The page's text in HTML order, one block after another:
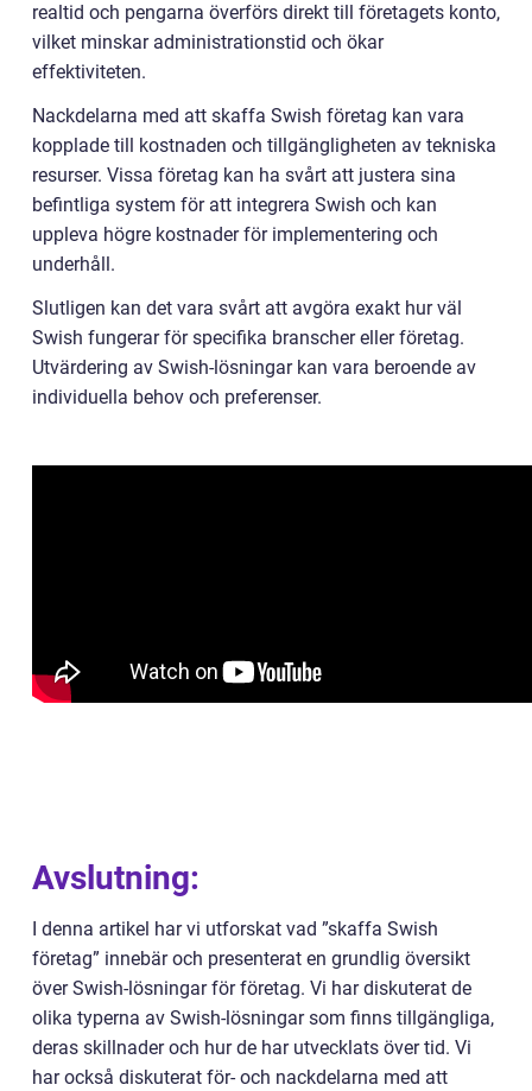
realtid och pengarna överförs direkt till företagets konto,
vilket minskar administrationstid och ökar
effektiviteten.
Nackdelarna med att skaffa Swish företag kan vara
kopplade till kostnaden och tillgängligheten av tekniska
resurser. Vissa företag kan ha svårt att justera sina
befintliga system för att integrera Swish och kan
uppleva högre kostnader för implementering och
underhåll.
Slutligen kan det vara svårt att avgöra exakt hur väl
Swish fungerar för specifika branscher eller företag.
Utvärdering av Swish-lösningar kan vara beroende av
individuella behov och preferenser.
Avslutning:
I denna artikel har vi utforskat vad ”skaffa Swish
företag” innebär och presenterat en grundlig översikt
över Swish-lösningar för företag. Vi har diskuterat de
olika typerna av Swish-lösningar som finns tillgängliga,
deras skillnader och hur de har utvecklats över tid. Vi
har också diskuterat för- och nackdelarna med att